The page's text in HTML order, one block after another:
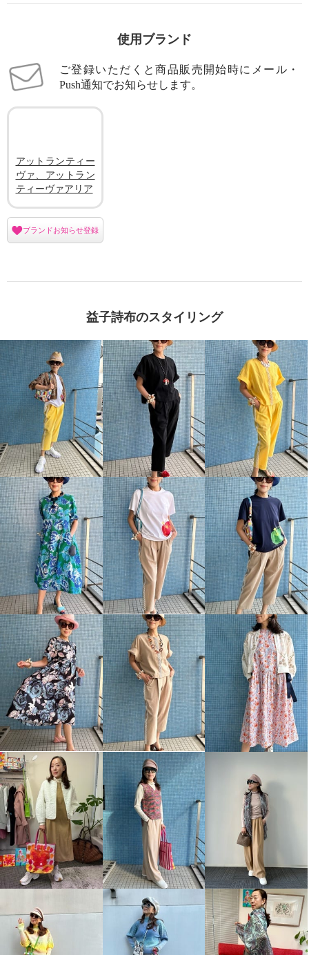
使用ブランド
ご登録いただくと商品販売開始時にメール・
Push通知でお知らせします。
アットランティー
ヴァ、アットラン
ティーヴァアリア
ブランドお知らせ登録
益子詩布のスタイリング